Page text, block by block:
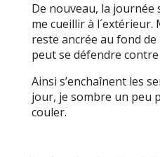
De nouveau, la journée
me cueillir à
reste ancrée au fond
peut se défendre
Ainsi s’enchaînent les
jour, je sombre un peu
couler.